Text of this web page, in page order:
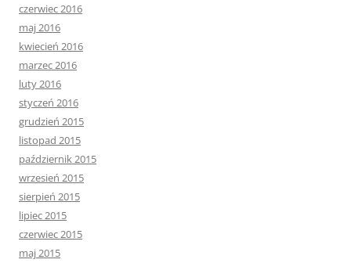
czerwiec 2016
maj 2016
kwiecień 2016
marzec 2016
luty 2016
styczeń 2016
grudzień 2015
listopad 2015
październik 2015
wrzesień 2015
sierpień 2015
lipiec 2015
czerwiec 2015
maj 2015